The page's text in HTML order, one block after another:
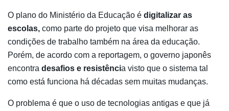
O plano do Ministério da Educação é digitalizar as
escolas, como parte do projeto que visa melhorar as
condições de trabalho também na área da educação.
Porém, de acordo com a reportagem, o governo japonês
encontra desafios e resistência visto que o sistema tal
como está funciona há décadas sem muitas mudanças.
O problema é que o uso de tecnologias antigas e que já